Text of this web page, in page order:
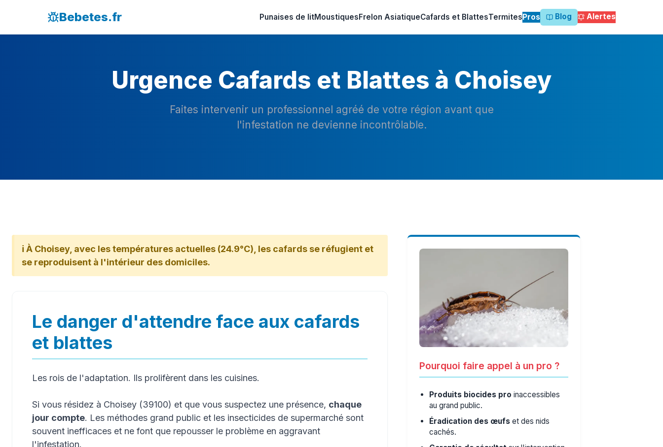
Bebetes.fr Punaises de litMoustiquesFrelon AsiatiqueCafards et BlattesTermitesPros Blog Alertes
Urgence Cafards et Blattes à Choisey
Faites intervenir un professionnel agréé de votre région avant que
l'infestation ne devienne incontrôlable.
ℹ️ À Choisey, avec les températures actuelles (24.9°C), les cafards se réfugient et
se reproduisent à l'intérieur des domiciles.
Le danger d'attendre face aux cafards
et blattes
Les rois de l'adaptation. Ils prolifèrent dans les cuisines.
Si vous résidez à Choisey (39100) et que vous suspectez une présence, chaque
jour compte. Les méthodes grand public et les insecticides de supermarché sont
souvent inefficaces et ne font que repousser le problème en aggravant
l'infestation.
Pourquoi faire appel à un pro ?
Produits biocides pro inaccessibles
au grand public.
Éradication des œufs et des nids
cachés.